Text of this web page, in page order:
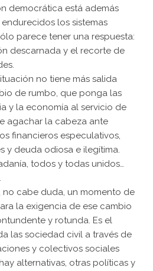
democrática está además
los sistemas
parece tener una respuesta:
descarnada y el recorte de
no tiene más salida
de rumbo, que ponga las
y la economía al servicio de
agachar la cabeza ante
financieros especulativos,
y deuda odiosa e ilegítima.
todos y todas unidos…
no cabe duda, un momento de
la exigencia de ese cambio
y rotunda. Es el
las sociedad civil a través de
y colectivos sociales
alternativas, otras políticas y